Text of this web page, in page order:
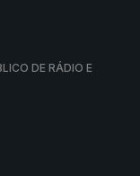
DE RÁDIO E